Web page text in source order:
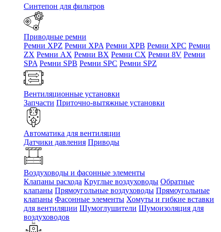
Синтепон для фильтров
Приводные ремни
Ремни XPZ Ремни XPA Ремни XPB Ремни XPC Ремни
ZX Ремни AX Ремни BX Ремни CX Ремни 8V Ремни
SPA Ремни SPB Ремни SPC Ремни SPZ
Вентиляционные установки
Запчасти Приточно-вытяжные установки
Автоматика для вентиляции
Датчики давления Приводы
Воздуховоды и фасонные элементы
Клапаны расхода Круглые воздуховоды Обратные
клапаны Прямоугольные воздуховоды Прямоугольные
клапаны Фасонные элементы Хомуты и гибкие вставки
для вентиляции Шумоглушители Шумоизоляция для
воздуховодов